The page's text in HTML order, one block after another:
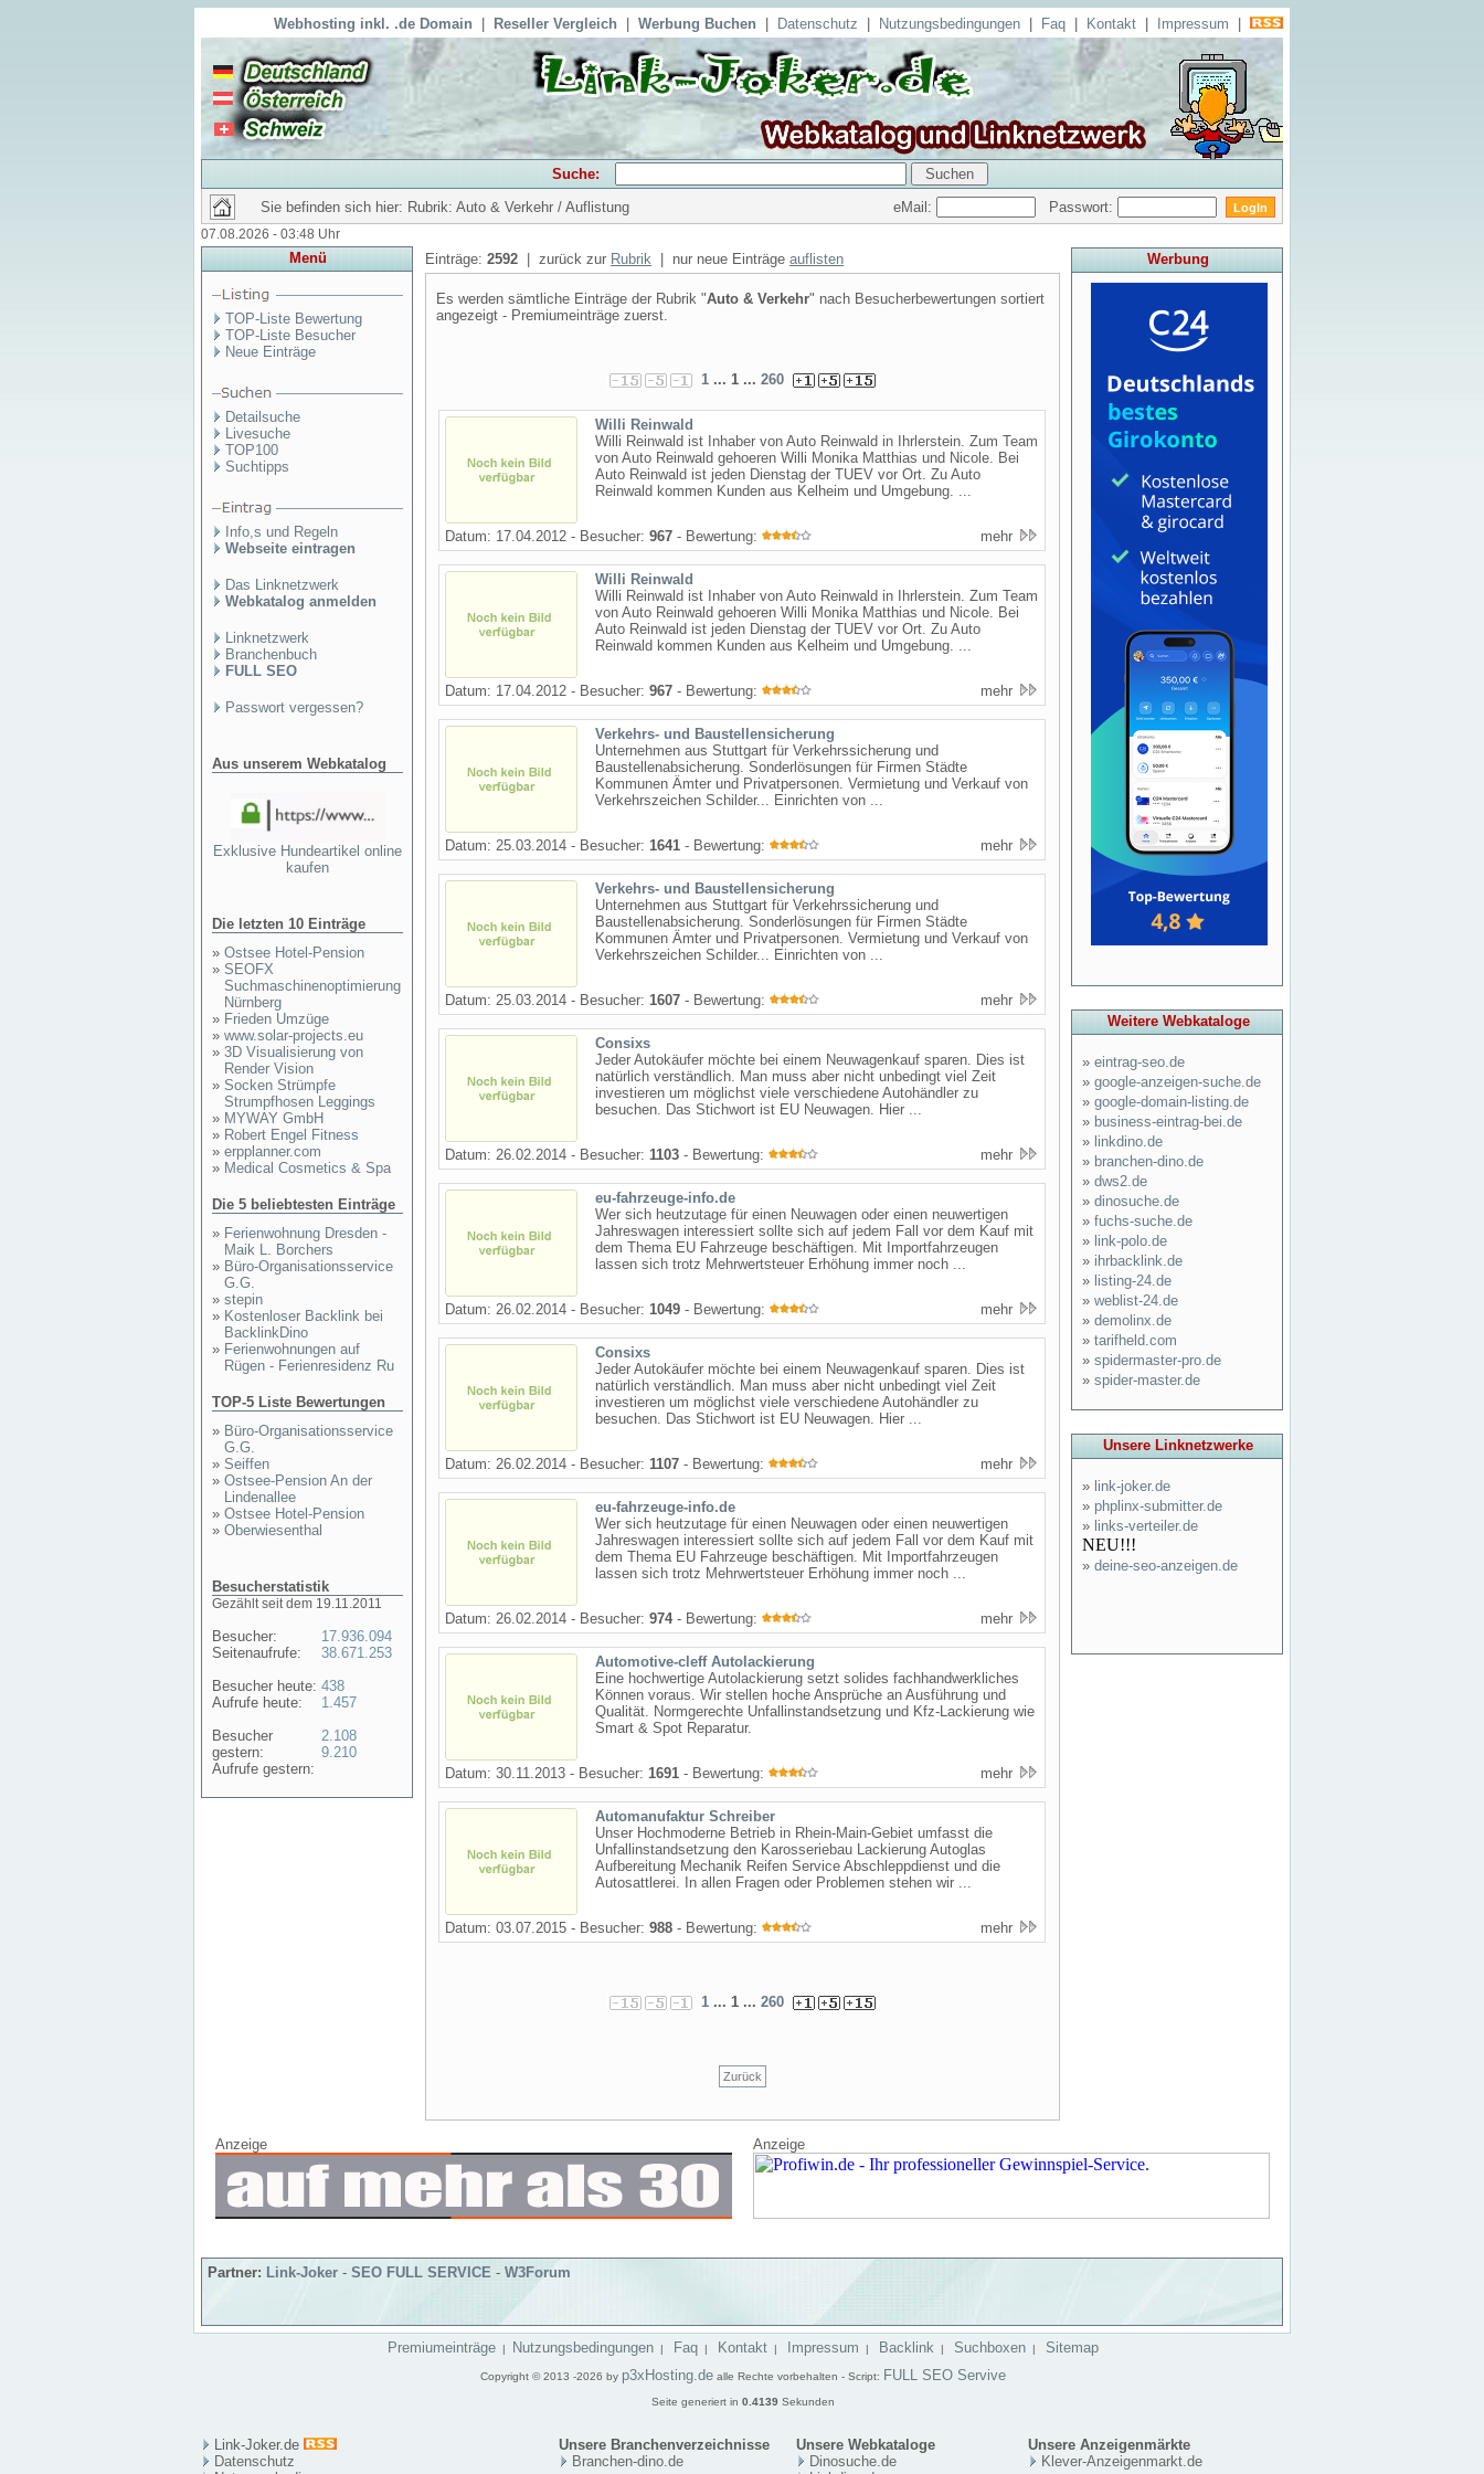
Webhosting inkl. .de Domain Reseller Vergleich Werbung Buchen Datenschutz Nutzungsbedingungen Faq Kontakt Impressum
Suche:
Sie befinden sich hier: Rubrik: Auto & Verkehr / Auflistung
eMail: Passwort:
07.08.2026 - 03:48 Uhr
Menü
TOP-Liste Bewertung
TOP-Liste Besucher
Neue Einträge
Detailsuche
Livesuche
TOP100
Suchtipps
Info,s und Regeln
Webseite eintragen
Das Linknetzwerk
Webkatalog anmelden
Linknetzwerk
Branchenbuch
FULL SEO
Passwort vergessen?
Aus unserem Webkatalog
Exklusive Hundeartikel online
kaufen
Die letzten 10 Einträge
» Ostsee Hotel-Pension
» SEOFX
Suchmaschinenoptimierung
Nürnberg
» Frieden Umzüge
» www.solar-projects.eu
» 3D Visualisierung von
Render Vision
» Socken Strümpfe
Strumpfhosen Leggings
» MYWAY GmbH
» Robert Engel Fitness
» erpplanner.com
» Medical Cosmetics & Spa
Die 5 beliebtesten Einträge
» Ferienwohnung Dresden -
Maik L. Borchers
» Büro-Organisationsservice
G.G.
» stepin
» Kostenloser Backlink bei
BacklinkDino
» Ferienwohnungen auf
Rügen - Ferienresidenz Ru
TOP-5 Liste Bewertungen
» Büro-Organisationsservice
G.G.
» Seiffen
» Ostsee-Pension An der
Lindenallee
» Ostsee Hotel-Pension
» Oberwiesenthal
Besucherstatistik
Gezählt seit dem 19.11.2011
Besucher:
Seitenaufrufe:
Besucher heute:
Aufrufe heute:
Besucher
gestern:
Aufrufe gestern:
17.936.094
38.671.253
438
1.457
2.108
9.210
Einträge: 2592 | zurück zur Rubrik | nur neue Einträge auflisten
Es werden sämtliche Einträge der Rubrik "Auto & Verkehr" nach Besucherbewertungen sortiert
angezeigt - Premiumeinträge zuerst.
1... 1 ... 260
Willi Reinwald
Willi Reinwald ist Inhaber von Auto Reinwald in Ihrlerstein. Zum Team
von Auto Reinwald gehoeren Willi Monika Matthias und Nicole. Bei
Auto Reinwald ist jeden Dienstag der TUEV vor Ort. Zu Auto
Reinwald kommen Kunden aus Kelheim und Umgebung. ...
Datum: 17.04.2012 - Besucher: 967 - Bewertung: mehr
Willi Reinwald
Willi Reinwald ist Inhaber von Auto Reinwald in Ihrlerstein. Zum Team
von Auto Reinwald gehoeren Willi Monika Matthias und Nicole. Bei
Auto Reinwald ist jeden Dienstag der TUEV vor Ort. Zu Auto
Reinwald kommen Kunden aus Kelheim und Umgebung. ...
Datum: 17.04.2012 - Besucher: 967 - Bewertung: mehr
Verkehrs- und Baustellensicherung
Unternehmen aus Stuttgart für Verkehrssicherung und
Baustellenabsicherung. Sonderlösungen für Firmen Städte
Kommunen Ämter und Privatpersonen. Vermietung und Verkauf von
Verkehrszeichen Schilder... Einrichten von ...
Datum: 25.03.2014 - Besucher: 1641 - Bewertung: mehr
Verkehrs- und Baustellensicherung
Unternehmen aus Stuttgart für Verkehrssicherung und
Baustellenabsicherung. Sonderlösungen für Firmen Städte
Kommunen Ämter und Privatpersonen. Vermietung und Verkauf von
Verkehrszeichen Schilder... Einrichten von ...
Datum: 25.03.2014 - Besucher: 1607 - Bewertung: mehr
Consixs
Jeder Autokäufer möchte bei einem Neuwagenkauf sparen. Dies ist
natürlich verständlich. Man muss aber nicht unbedingt viel Zeit
investieren um möglichst viele verschiedene Autohändler zu
besuchen. Das Stichwort ist EU Neuwagen. Hier ...
Datum: 26.02.2014 - Besucher: 1103 - Bewertung: mehr
eu-fahrzeuge-info.de
Wer sich heutzutage für einen Neuwagen oder einen neuwertigen
Jahreswagen interessiert sollte sich auf jedem Fall vor dem Kauf mit
dem Thema EU Fahrzeuge beschäftigen. Mit Importfahrzeugen
lassen sich trotz Mehrwertsteuer Erhöhung immer noch ...
Datum: 26.02.2014 - Besucher: 1049 - Bewertung: mehr
Consixs
Jeder Autokäufer möchte bei einem Neuwagenkauf sparen. Dies ist
natürlich verständlich. Man muss aber nicht unbedingt viel Zeit
investieren um möglichst viele verschiedene Autohändler zu
besuchen. Das Stichwort ist EU Neuwagen. Hier ...
Datum: 26.02.2014 - Besucher: 1107 - Bewertung: mehr
eu-fahrzeuge-info.de
Wer sich heutzutage für einen Neuwagen oder einen neuwertigen
Jahreswagen interessiert sollte sich auf jedem Fall vor dem Kauf mit
dem Thema EU Fahrzeuge beschäftigen. Mit Importfahrzeugen
lassen sich trotz Mehrwertsteuer Erhöhung immer noch ...
Datum: 26.02.2014 - Besucher: 974- Bewertung: mehr
Automotive-cleff Autolackierung
Eine hochwertige Autolackierung setzt solides fachhandwerkliches
Können voraus. Wir stellen hoche Ansprüche an Ausführung und
Qualität. Normgerechte Unfallinstandsetzung und Kfz-Lackierung wie
Smart & Spot Reparatur.
Datum: 30.11.2013 - Besucher: 1691 - Bewertung: mehr
Automanufaktur Schreiber
Unser Hochmoderne Betrieb in Rhein-Main-Gebiet umfasst die
Unfallinstandsetzung den Karosseriebau Lackierung Autoglas
Aufbereitung Mechanik Reifen Service Abschleppdienst und die
Autosattlerei. In allen Fragen oder Problemen stehen wir ...
Datum: 03.07.2015 - Besucher: 988 - Bewertung: mehr
1... 1 ... 260
Zurück
Werbung
Weitere Webkataloge
» eintrag-seo.de
» google-anzeigen-suche.de
» google-domain-listing.de
» business-eintrag-bei.de
» linkdino.de
» branchen-dino.de
» dws2.de
» dinosuche.de
» fuchs-suche.de
» link-polo.de
» ihrbacklink.de
» listing-24.de
» weblist-24.de
» demolinx.de
» tarifheld.com
» spidermaster-pro.de
» spider-master.de
Unsere Linknetzwerke
» link-joker.de
» phplinx-submitter.de
» links-verteiler.de
NEU!!!
» deine-seo-anzeigen.de
Anzeige Anzeige
Partner: Link-Joker - SEO FULL SERVICE - W3Forum
Premiumeinträge| Nutzungsbedingungen| Faq| Kontakt| Impressum | Backlink | Suchboxen| Sitemap
Copyright © 2013 -2026 by p3xHosting.dealle Rechte vorbehalten - Script: FULL SEO Servive
Seite generiert in 0.4139Sekunden
Link-Joker.de Unsere Branchenverzeichnisse Unsere Webkataloge
Unsere Anzeigenmärkte
Datenschutz
Branchen-dino.de
Dinosuche.de
Klever-Anzeigenmarkt.de